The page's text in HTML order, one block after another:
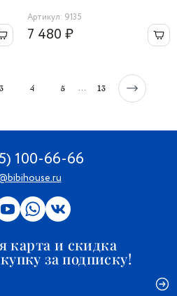
Артикул: 9135
7 480 ₽
3 4 5 ... 13
100-66-66
карта и скидка
за подписку!